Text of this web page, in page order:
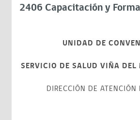
2406 Capacitación y
UNIDAD DE
SERVICIO DE SALUD VIÑA DEL
DIRECCIÓN DE ATENCIÓN